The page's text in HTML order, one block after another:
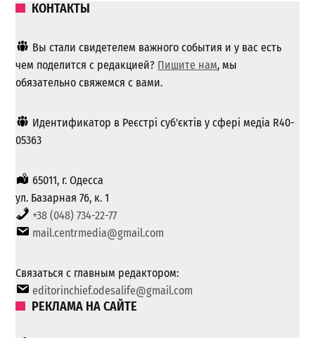
КОНТАКТЫ
Вы стали свидетелем важного события и у вас есть
чем поделится с редакцией? Пишите нам, мы
обязательно свяжемся с вами.
Идентификатор в Реєстрі суб'єктів у сфері медіа R40-
05363
65011, г. Одесса
ул. Базарная 76, к. 1
+38 (048) 734-22-77
mail.centrmedia@gmail.com
Связаться с главным редактором:
editorinchief.odesalife@gmail.com
РЕКЛАМА НА САЙТЕ